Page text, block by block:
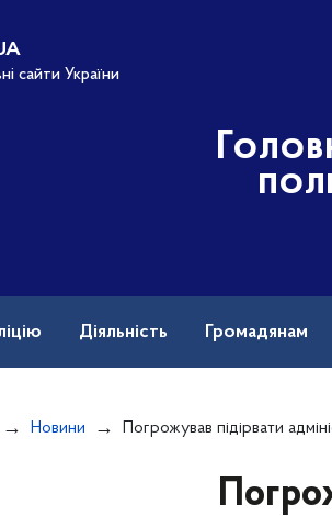
сайти України
Діяльність Громадянам
Новини Погрожував підірвати адміністративну будівлю: Поліція